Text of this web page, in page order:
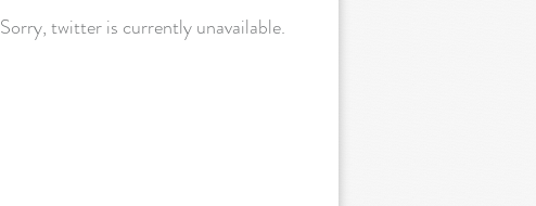
Sorry, twitter is currently unavailable.